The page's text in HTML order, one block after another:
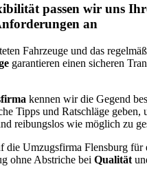
passen wir uns
an
Fahrzeuge und das
garantieren einen sicheren
kennen wir die Gegend
Tipps und Ratschläge geben,
reibungslos wie möglich zu
die Umzugsfirma Flensburg für
ohne Abstriche bei Qualität